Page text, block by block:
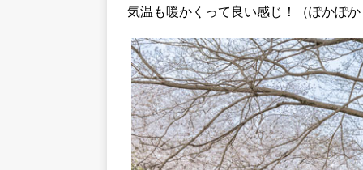
気温も暖かくって良い感じ！（ぽかぽ